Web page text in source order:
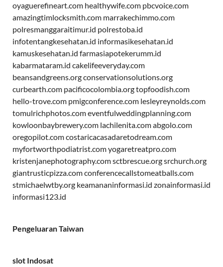
oyaguerefineart.com healthywife.com pbcvoice.com
amazingtimlocksmith.com marrakechimmo.com
polresmanggaraitimur.id polrestoba.id
infotentangkesehatan.id informasikesehatan.id
kamuskesehatan.id farmasiapotekerumm.id
kabarmataram.id cakelifeeveryday.com
beansandgreens.orgconservationsolutions.org
curbearth.com pacificocolombia.orgtopfoodish.com
hello-trove.com pmigconference.com lesleyreynolds.com
tomulrichphotos.comeventfulweddingplanning.com
kowloonbaybrewery.com lachilenita.comabgolo.com
oregopilot.comcostaricacasadaretodream.com
myfortworthpodiatrist.comyogaretreatpro.com
kristenjanephotography.comsctbrescue.orgsrchurch.org
giantrusticpizza.comconferencecallstomeatballs.com
stmichaelwtby.org keamananinformasi.id zonainformasi.id
informasi123.id
Pengeluaran Taiwan
slot Indosat